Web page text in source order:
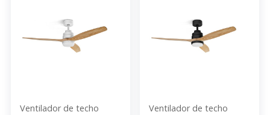
Ventilador de techo
Ventilador de techo